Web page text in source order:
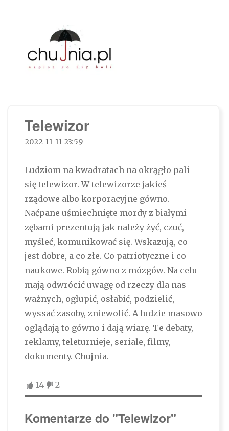
Telewizor
2022-11-11 23:59
Ludziom na kwadratach na okrągło pali
się telewizor. W telewizorze jakieś
rządowe albo korporacyjne gówno.
Naćpane uśmiechnięte mordy z białymi
zębami prezentują jak należy żyć, czuć,
myśleć, komunikować się. Wskazują, co
jest dobre, a co złe. Co patriotyczne i co
naukowe. Robią gówno z mózgów. Na celu
mają odwrócić uwagę od rzeczy dla nas
ważnych, ogłupić, osłabić, podzielić,
wyssać zasoby, zniewolić. A ludzie masowo
oglądają to gówno i dają wiarę. Te debaty,
reklamy, teleturnieje, seriale, filmy,
dokumenty. Chujnia.
14 2
Komentarze do "Telewizor"